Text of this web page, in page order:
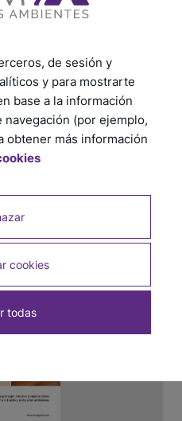
de sesión y
y para mostrarte
base a la información
(por ejemplo,
obtener más información
cookies
todas